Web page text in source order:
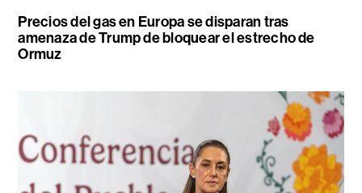
Precios del gas en Europa se disparan tras
amenaza de Trump de bloquear el estrecho de
Ormuz